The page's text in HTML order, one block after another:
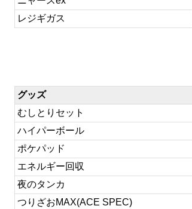
レジギガス
グッズ
むしとりセット
ハイパーボール
ポケパッド
エネルギー回収
夜のタンカ
つりざおMAX(ACE SPEC)